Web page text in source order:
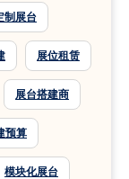
制展台
展位租赁
展台搭建商
预算
模块化展台